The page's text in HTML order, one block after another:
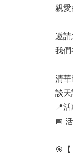
親愛
邀請
我
清
談
📍
📅
🎯